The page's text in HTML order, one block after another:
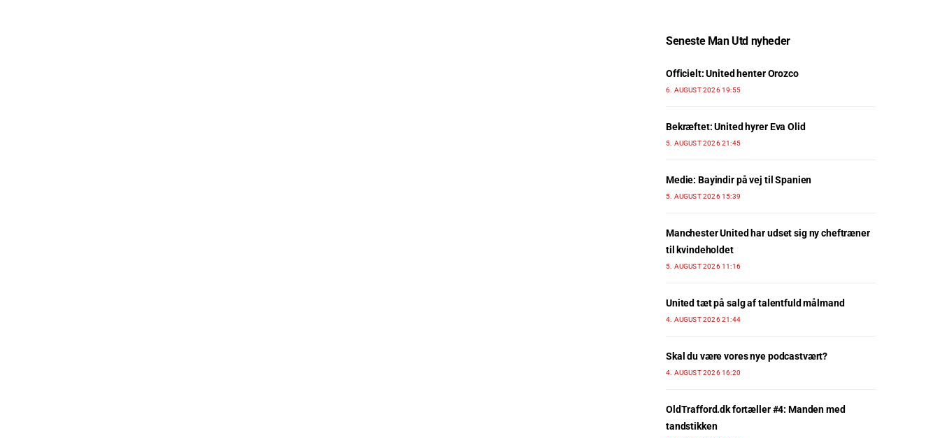
Seneste Man Utd nyheder
Officielt: United henter Orozco
6. AUGUST 2026 19:55
Bekræftet: United hyrer Eva Olid
5. AUGUST 2026 21:45
Medie: Bayindir på vej til Spanien
5. AUGUST 2026 15:39
Manchester United har udset sig ny cheftræner
til kvindeholdet
5. AUGUST 2026 11:16
United tæt på salg af talentfuld målmand
4. AUGUST 2026 21:44
Skal du være vores nye podcastvært?
4. AUGUST 2026 16:20
OldTrafford.dk fortæller #4: Manden med
tandstikken